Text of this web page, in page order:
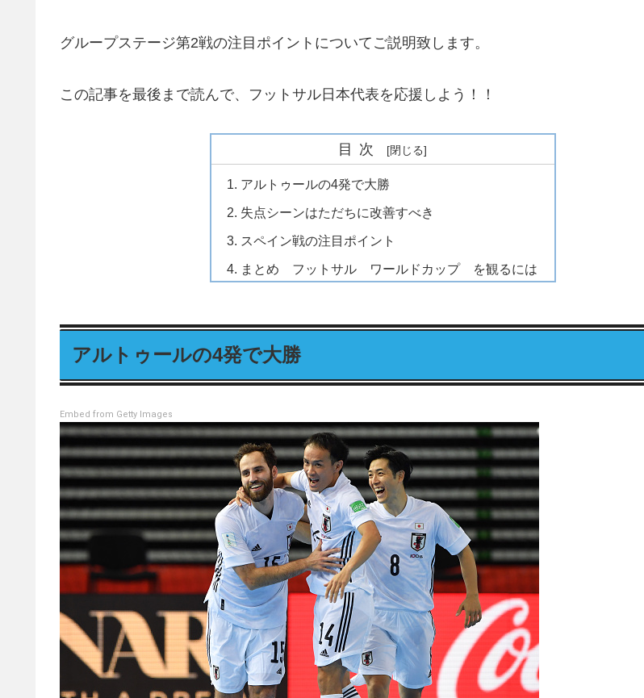
グループステージ第2戦の注目ポイントについてご説明致します。
この記事を最後まで読んで、フットサル日本代表を応援しよう！！
目次
アルトゥールの4発で大勝
失点シーンはただちに改善すべき
スペイン戦の注目ポイント
まとめ フットサル ワールドカップ を観るには
アルトゥールの4発で大勝
Embed from Getty Images